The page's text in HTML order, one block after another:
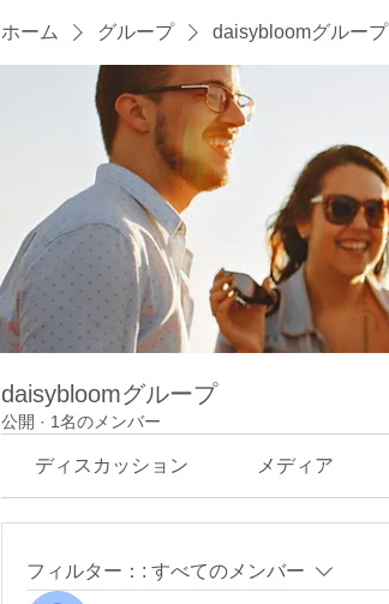
ホーム グループ daisybloomグループ
daisybloomグループ
公開 · 1名のメンバー
ディスカッション メディア
フィルター：: すべてのメンバー